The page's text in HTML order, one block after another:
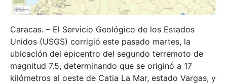
Caracas. – El Servicio Geológico de los Estados
Unidos (USGS) corrigió este pasado martes, la
ubicación del epicentro del segundo terremoto de
magnitud 7.5, determinando que se originó a 17
kilómetros al oeste de Catia La Mar, estado Vargas, y